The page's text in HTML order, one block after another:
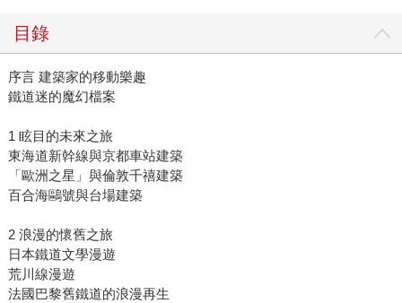
目錄
序言 建築家的移動樂趣
鐵道迷的魔幻檔案
1 眩目的未來之旅
東海道新幹線與京都車站建築
「歐洲之星」與倫敦千禧建築
百合海鷗號與台場建築
2 浪漫的懷舊之旅
日本鐵道文學漫遊
荒川線漫遊
法國巴黎舊鐵道的浪漫再生